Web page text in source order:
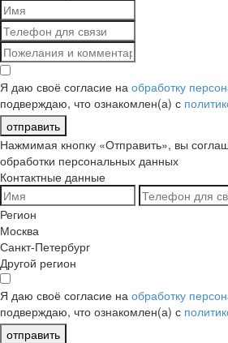
Я даю своё согласие на обработку
подверждаю, что ознакомлен(а) с
отправить
Нажмимая кнопку «Отправить», вы
обработки персональных данных
Контактные данные
Регион
Москва
Санкт-Петербург
Другой регион
Я даю своё согласие на обработку
подверждаю, что ознакомлен(а) с
отправить